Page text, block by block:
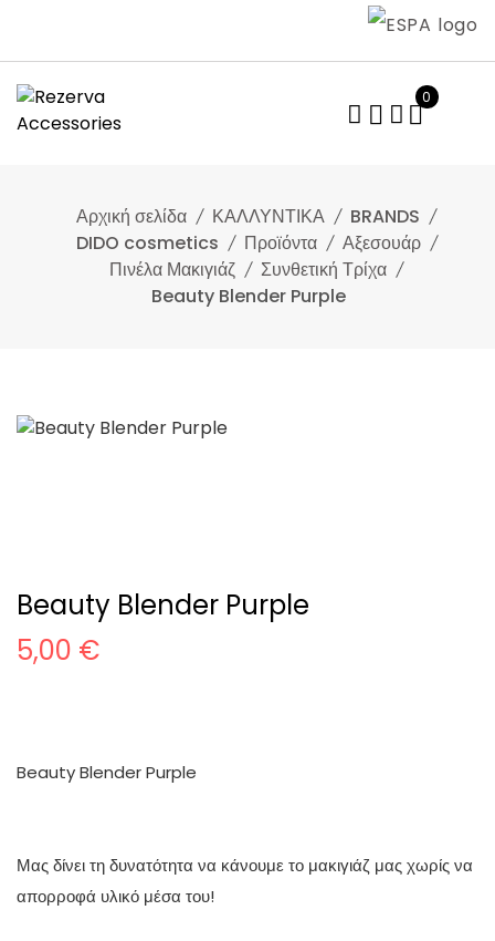
content
0
Αρχική σελίδα ΚΑΛΛΥΝΤΙΚΑ
BRANDS
DIDO cosmetics
Προϊόντα
Αξεσουάρ
Πινέλα Μακιγιάζ
Συνθετική Τρίχα
Beauty Blender Purple
Beauty Blender Purple
5,00 €
Beauty Blender Purple
Μας δίνει τη δυνατότητα να κάνουμε το μακιγιάζ μας χωρίς να
απορροφά υλικό μέσα του!